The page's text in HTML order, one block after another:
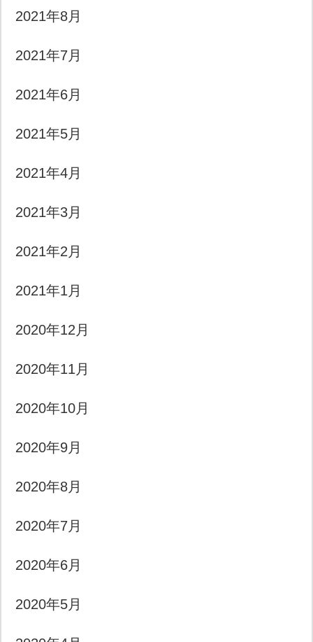
2021年8月
2021年7月
2021年6月
2021年5月
2021年4月
2021年3月
2021年2月
2021年1月
2020年12月
2020年11月
2020年10月
2020年9月
2020年8月
2020年7月
2020年6月
2020年5月